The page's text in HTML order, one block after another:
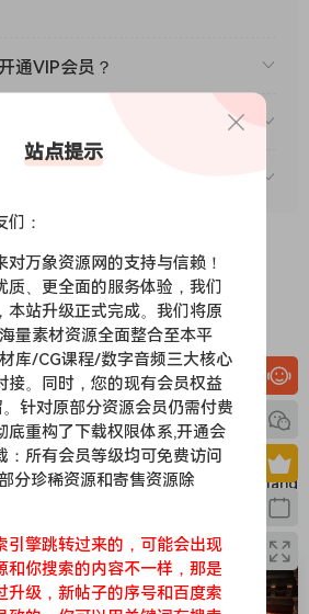
通VIP会员？
0 0
UE资源
Set I
下一篇
绿色岛屿-Green Island
会员免费
站点提示
们：
对万象资源网的支持与信赖！
质、更全面的服务体验，我们
本站升级正式完成。我们将原
量素材资源全面整合至本平
库/CG课程/数字音频三大核心
接。同时，您的现有会员权益
针对原部分资源会员仍需付费
底重构了下载权限体系,开通会
：所有会员等级均可免费访问
分珍稀资源和寄售资源除
引擎跳转过来的，可能会出现
和你搜索的内容不一样，那是
升级，新帖子的序号和百度索